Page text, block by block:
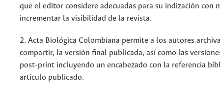
que el editor considere adecuadas para su indización con
incrementar la visibilidad de la revista.
2. Acta Biológica Colombiana permite a los autores
compartir, la versión final publicada, así como las
post-print incluyendo un encabezado con la referencia
articulo publicado.